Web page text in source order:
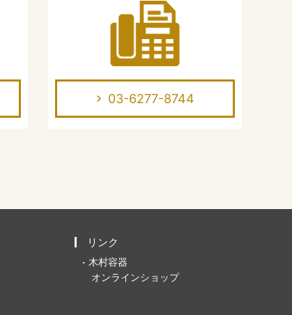
03-6277-8744
リンク
木村容器
オンラインショップ